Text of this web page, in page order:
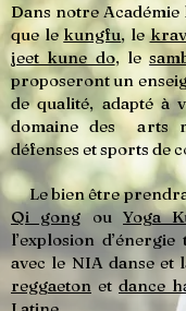
Dans notre Académie
que le kungfu, le
jeet kune do, le
proposeront un
de qualité, adapté à
domaine des arts
défenses et sports de
Le bien être
Qi gongouYoga
l’explosion
avec le NIA danse et
reggaeton et dance